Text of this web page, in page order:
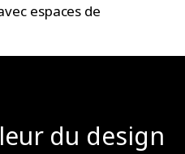
espaces de
du design